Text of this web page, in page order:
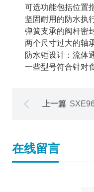
可选功能包括位置
坚固耐用的防水执
弹簧支承的阀杆密
两个尺寸过大的轴
防水锤设计：流体
一些型号符合针对
上一篇
在线留言